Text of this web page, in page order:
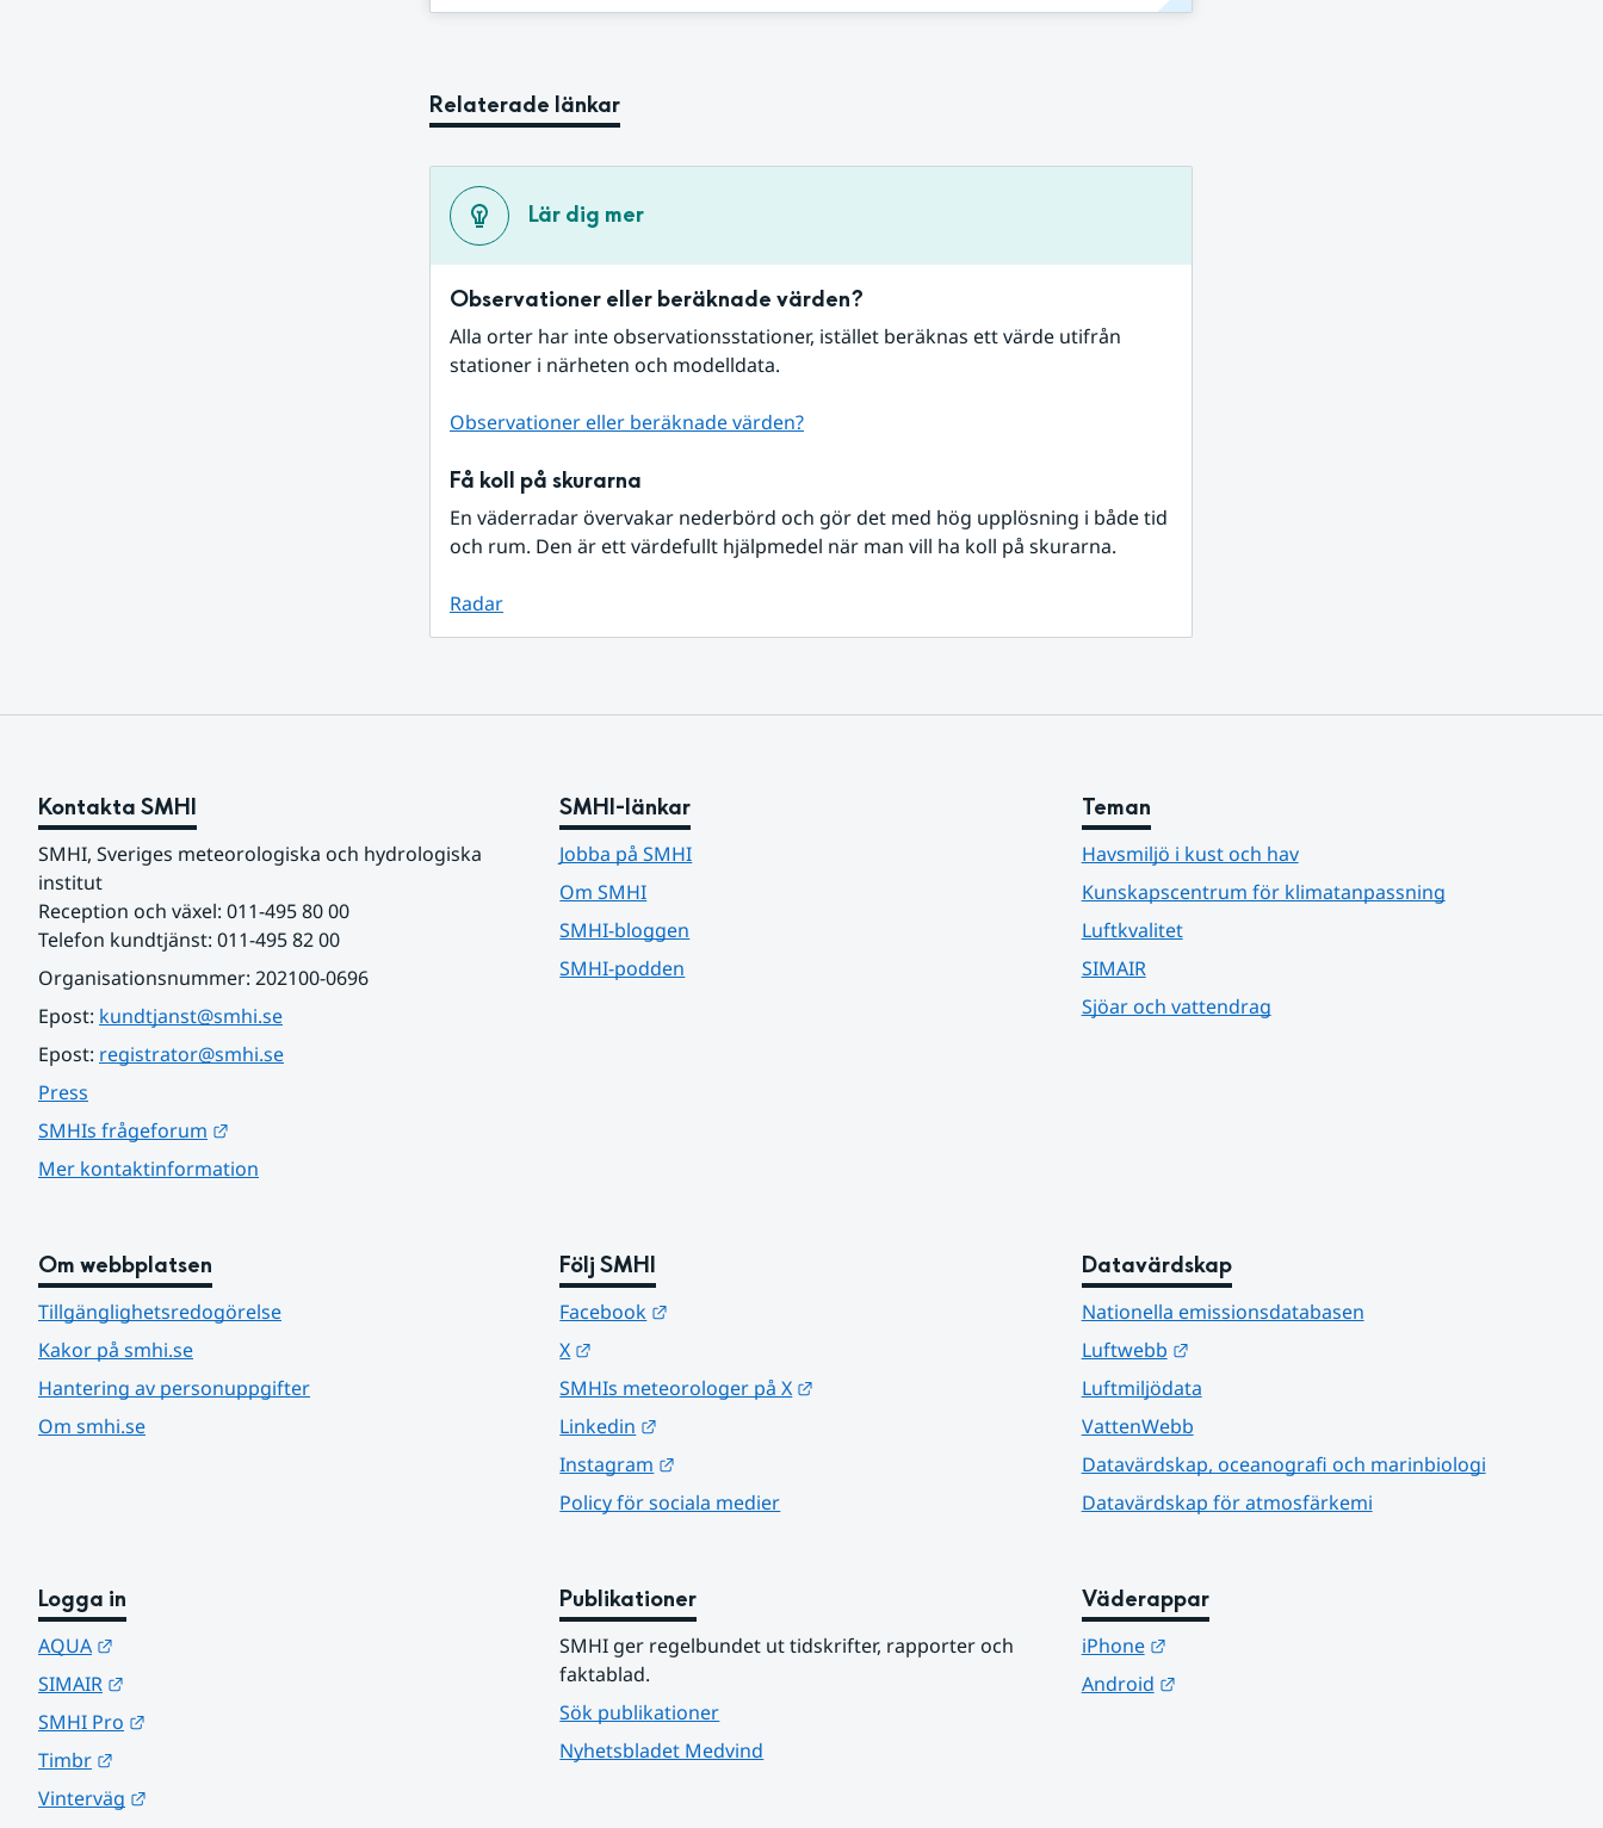
Relaterade länkar
Lär dig mer
Observationer eller beräknade värden?
Alla orter har inte observationsstationer, istället beräknas ett värde utifrån
stationer i närheten och modelldata.
Observationer eller beräknade värden?
Få koll på skurarna
En väderradar övervakar nederbörd och gör det med hög upplösning i både tid
och rum. Den är ett värdefullt hjälpmedel när man vill ha koll på skurarna.
Radar
Kontakta SMHI
SMHI, Sveriges meteorologiska och hydrologiska
institut
Reception och växel: 011-495 80 00
Telefon kundtjänst: 011-495 82 00
Organisationsnummer: 202100-0696
Epost: kundtjanst@smhi.se
Epost: registrator@smhi.se
Press
SMHIs frågeforum
Mer kontaktinformation
SMHI-länkar
Jobba på SMHI
Om SMHI
SMHI-bloggen
SMHI-podden
Teman
Havsmiljö i kust och hav
Kunskapscentrum för klimatanpassning
Luftkvalitet
SIMAIR
Sjöar och vattendrag
Om webbplatsen
Tillgänglighetsredogörelse
Kakor på smhi.se
Hantering av personuppgifter
Om smhi.se
Följ SMHI
Facebook
X
SMHIs meteorologer på X
Linkedin
Instagram
Policy för sociala medier
Datavärdskap
Nationella emissionsdatabasen
Luftwebb
Länk till annan webbplats.
Luftmiljödata
VattenWebb
Datavärdskap, oceanografi och marinbiologi
Datavärdskap för atmosfärkemi
Logga in
AQUA
SIMAIR
SMHI Pro
Timbr
Vinterväg
Publikationer
SMHI ger regelbundet ut tidskrifter, rapporter och
faktablad.
Sök publikationer
Nyhetsbladet Medvind
Väderappar
iPhone
Länk till annan webbplats.
Android
Länk till annan webbplats.